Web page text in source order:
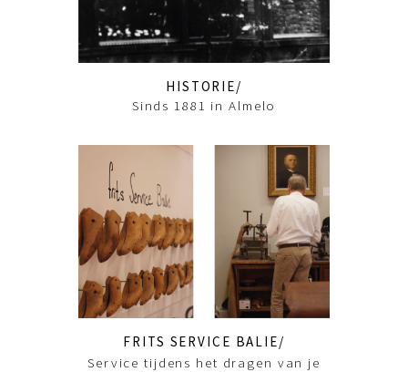
HISTORIE
Sinds 1881 in Almelo
FRITS SERVICE BALIE
Service tijdens het dragen van je